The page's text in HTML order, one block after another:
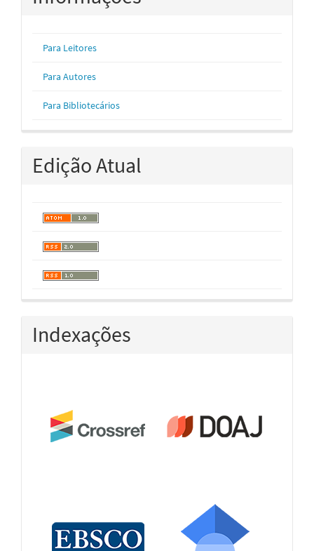
Para Leitores
Para Autores
Para Bibliotecários
Edição Atual
Indexações